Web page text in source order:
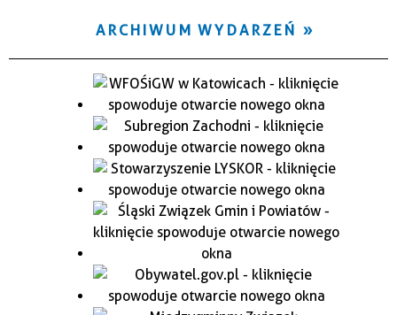
ARCHIWUM WYDARZEŃ